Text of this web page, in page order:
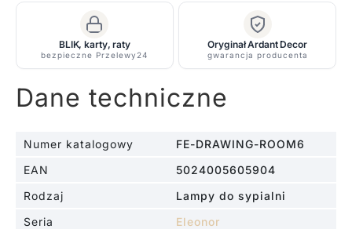
BLIK, karty, raty
bezpieczne Przelewy24
Oryginał Ardant Decor
gwarancja producenta
Dane techniczne
Numer katalogowy
FE-DRAWING-ROOM6
EAN
5024005605904
Rodzaj
Lampy do sypialni
Seria
Eleonor